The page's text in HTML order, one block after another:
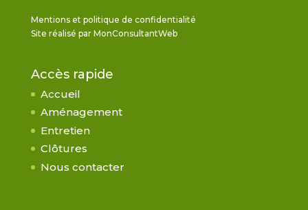
Mentions et politique de confidentialité
Site réalisé par MonConsultantWeb
Accès rapide
Accueil
Aménagement
Entretien
Clôtures
Nous contacter